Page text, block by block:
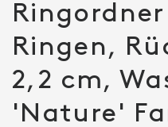
Ringen,
2,2 cm,
'Nature'